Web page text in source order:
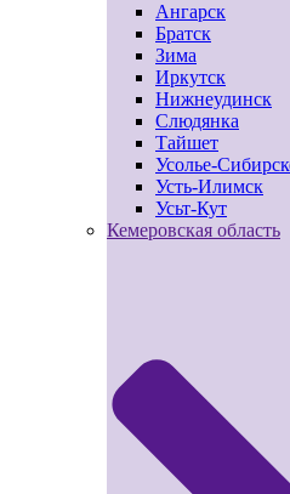
Ангарск
Братск
Зима
Иркутск
Нижнеудинск
Слюдянка
Тайшет
Усолье-
Усть-Илимск
Усьт-Кут
Кемеровская область